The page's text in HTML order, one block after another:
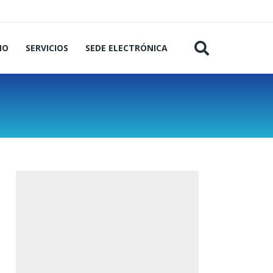
SERVICIOS SEDE ELECTRÓNICA